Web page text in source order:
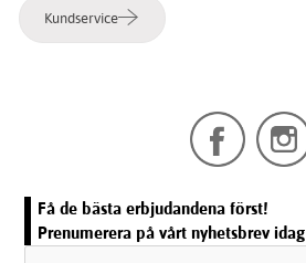
Kundservice
Få de bästa erbjudandena först!
Prenumerera på vårt nyhetsbrev idag